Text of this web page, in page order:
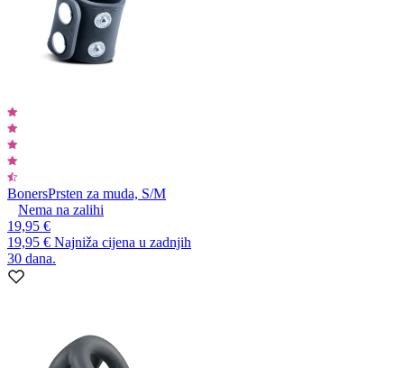
BonersPrsten za muda, S/M
Nema na zalihi
19,95 €
19,95 € Najniža cijena u zadnjih
30 dana.